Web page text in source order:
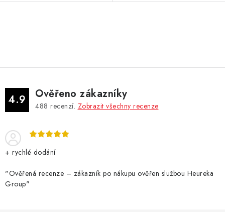
á
d
a
c
p
r
k
y
4.9 Ověřeno zákazníky
488 recenzí. Zobrazit všechny recenze
+ rychlé dodání
"Ověřená recenze – zákazník po nákupu ověřen službou Heureka
Group"